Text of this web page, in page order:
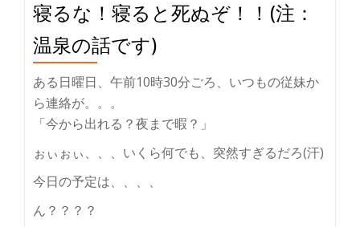
寝るな！寝ると死ぬぞ！！(注：
温泉の話です)
ある日曜日、午前10時30分ごろ、いつもの従妹か
ら連絡が。。。
「今から出れる？夜まで暇？」
ぉぃぉぃ、、、いくら何でも、突然すぎるだろ(汗)
今日の予定は、、、、
ん？？？？